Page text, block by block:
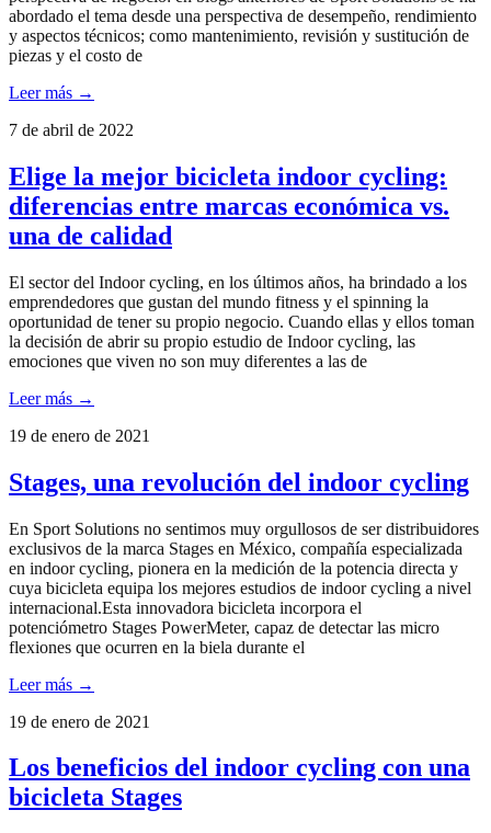
abordado el tema desde una perspectiva de desempeño, rendimiento
y aspectos técnicos; como mantenimiento, revisión y sustitución de
piezas y el costo de
Leer más →
7 de abril de 2022
Elige la mejor bicicleta indoor cycling:
diferencias entre marcas económica vs.
una de calidad
El sector del Indoor cycling, en los últimos años, ha brindado a los
emprendedores que gustan del mundo fitness y el spinning la
oportunidad de tener su propio negocio. Cuando ellas y ellos toman
la decisión de abrir su propio estudio de Indoor cycling, las
emociones que viven no son muy diferentes a las de
Leer más →
19 de enero de 2021
Stages, una revolución del indoor cycling
En Sport Solutions no sentimos muy orgullosos de ser distribuidores
exclusivos de la marca Stages en México, compañía especializada
en indoor cycling, pionera en la medición de la potencia directa y
cuya bicicleta equipa los mejores estudios de indoor cycling a nivel
internacional.Esta innovadora bicicleta incorpora el
potenciómetro Stages PowerMeter, capaz de detectar las micro
flexiones que ocurren en la biela durante el
Leer más →
19 de enero de 2021
Los beneficios del indoor cycling con una
bicicleta Stages